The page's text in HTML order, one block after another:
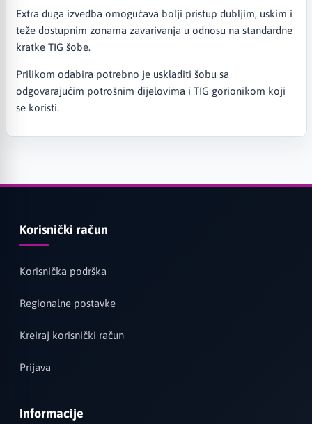
Extra duga izvedba omogućava bolji pristup dubljim, uskim i
teže dostupnim zonama zavarivanja u odnosu na standardne
kratke TIG šobe.
Prilikom odabira potrebno je uskladiti šobu sa
odgovarajućim potrošnim dijelovima i TIG gorionikom koji
se koristi.
Korisnički račun
Korisnička podrška
Regionalne postavke
Kreiraj korisnički račun
Prijava
Informacije